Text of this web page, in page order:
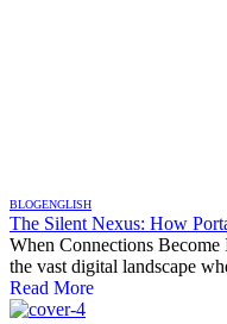
BLOGENGLISH
The Silent Nexus: How
When Connections
the vast digital landscape
Read More